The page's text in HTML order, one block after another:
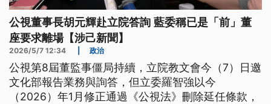
公視董事長胡元輝赴立院答詢 藍委稱已是「前」董
座要求離場【涉己新聞】
2026/5/7 12:34 政治
公視第8屆董監事僵局持續，立院教文會今（7）日邀
文化部報告業務與詢答，但立委羅智強以今
（2026）年1月修正通過《公視法》刪除延任條款，